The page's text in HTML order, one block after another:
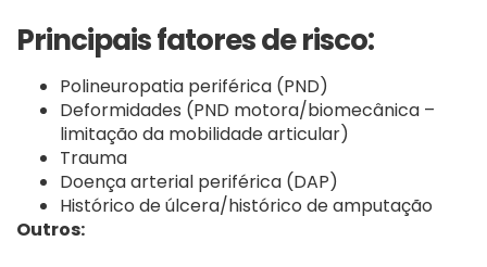
Principais fatores de risco:
Polineuropatia periférica (PND)
Deformidades (PND motora/biomecânica –
limitação da mobilidade articular)
Trauma
Doença arterial periférica (DAP)
Histórico de úlcera/histórico de amputação
Outros: